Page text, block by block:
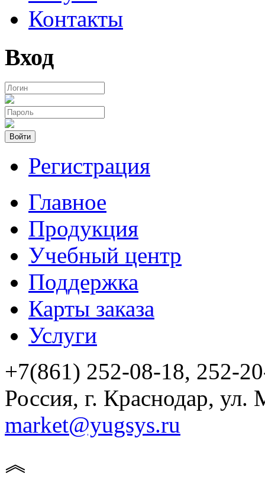
Контакты
Вход
Войти
Регистрация
Главное
Продукция
Учебный центр
Поддержка
Карты заказа
Услуги
+7(861) 252-08-18, 252-
Россия, г. Краснодар, ул.
market@yugsys.ru
︽